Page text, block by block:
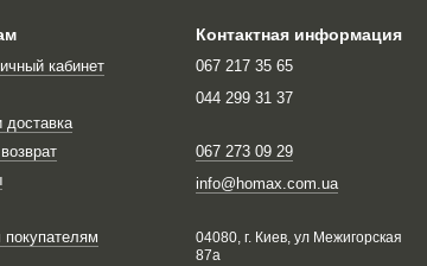
кабинет
доставка
Контактная информация
067 217 35 65
044 299 31 37
067 273 09 29
info@homax.com.ua
04080, г. Киев, ул Межигорская
87а